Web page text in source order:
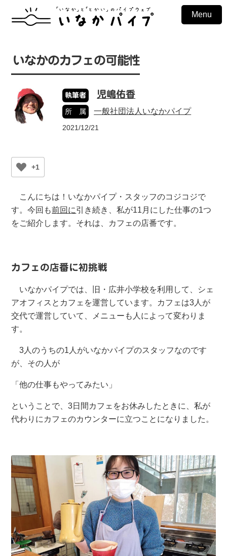
Menu
いなかのカフェの可能性
執筆者 児嶋佑香
所 属 一般社団法人いなかパイプ
2021/12/21
+1
こんにちは！いなかパイプ・スタッフのコジコジで
す。今回も前回に引き続き、私が11月にした仕事の1つ
をご紹介します。それは、カフェの店番です。
カフェの店番に初挑戦
いなかパイプでは、旧・広井小学校を利用して、シェ
アオフィスとカフェを運営しています。カフェは3人が
交代で運営していて、メニューも人によって変わりま
す。
3人のうちの1人がいなかパイプのスタッフなのです
が、その人が
「他の仕事もやってみたい」
ということで、3日間カフェをお休みしたときに、私が
代わりにカフェのカウンターに立つことになりました。